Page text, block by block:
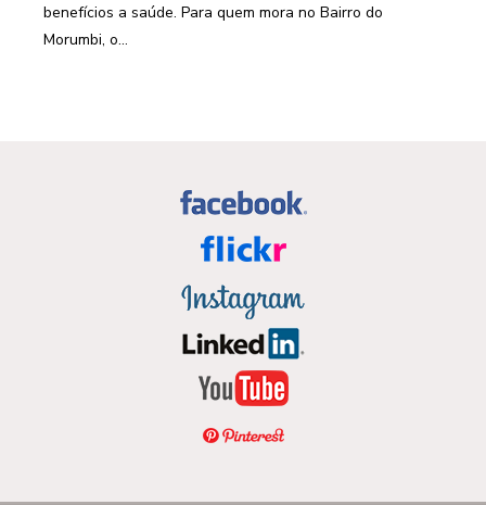
benefícios a saúde. Para quem mora no Bairro do
Morumbi, o...